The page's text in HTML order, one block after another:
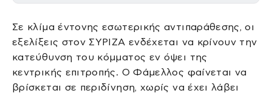
Σε κλίμα έντονης εσωτερικής αντιπαράθεσης, οι
εξελίξεις στον ΣΥΡΙΖΑ ενδέχεται να κρίνουν την
κατεύθυνση του κόμματος εν όψει της
κεντρικής επιτροπής. Ο Φάμελλος φαίνεται να
βρίσκεται σε περιδίνηση, χωρίς να έχει λάβει